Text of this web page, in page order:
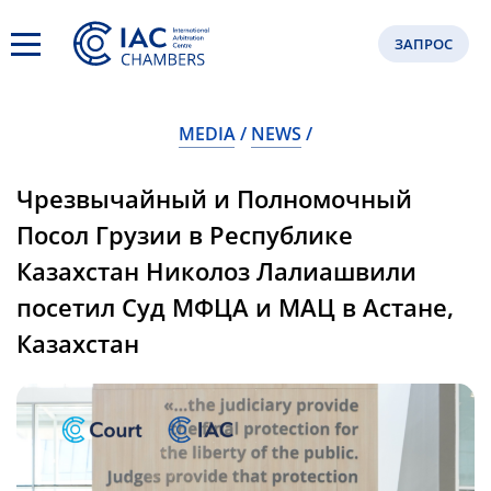
ЗАПРОС
MEDIA NEWS
Чрезвычайный и Полномочный
Посол Грузии в Республике
Казахстан Николоз Лалиашвили
посетил Суд МФЦА и МАЦ в Астане,
Казахстан